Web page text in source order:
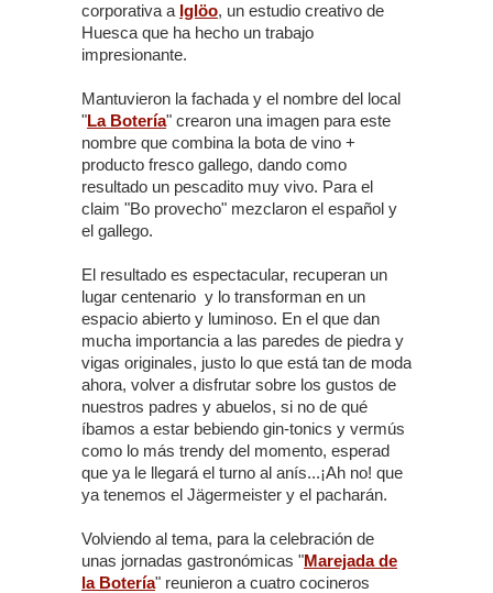
corporativa a Iglöo, un estudio creativo de
Huesca que ha hecho un trabajo
impresionante.
Mantuvieron la fachada y el nombre del local
"La Botería" crearon una imagen para este
nombre que combina la bota de vino +
producto fresco gallego, dando como
resultado un pescadito muy vivo. Para el
claim "Bo provecho" mezclaron el español y
el gallego.
El resultado es espectacular, recuperan un
lugar centenario y lo transforman en un
espacio abierto y luminoso. En el que dan
mucha importancia a las paredes de piedra y
vigas originales, justo lo que está tan de moda
ahora, volver a disfrutar sobre los gustos de
nuestros padres y abuelos, si no de qué
íbamos a estar bebiendo gin-tonics y vermús
como lo más trendy del momento, esperad
que ya le llegará el turno al anís...¡Ah no! que
ya tenemos el Jägermeister y el pacharán.
Volviendo al tema, para la celebración de
unas jornadas gastronómicas "Marejada de
la Botería" reunieron a cuatro cocineros